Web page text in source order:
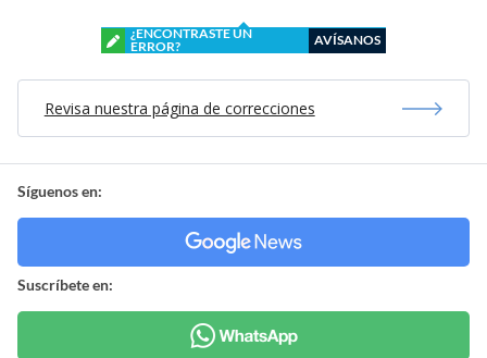
¿ENCONTRASTE UN
ERROR?
AVÍSANOS
Revisa nuestra página de correcciones
Síguenos en:
Suscríbete en: